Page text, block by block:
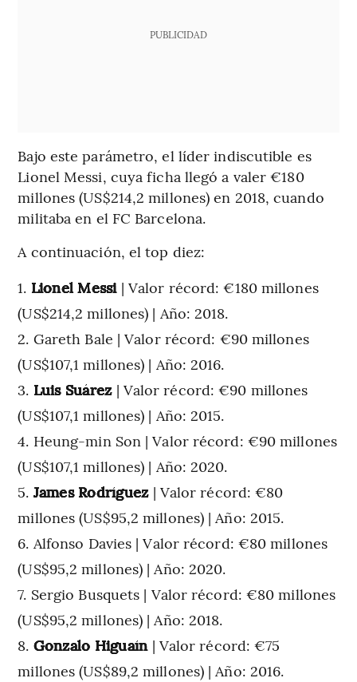
PUBLICIDAD
Bajo este parámetro, el líder indiscutible es
Lionel Messi, cuya ficha llegó a valer €180
millones (US$214,2 millones) en 2018, cuando
militaba en el FC Barcelona.
A continuación, el top diez:
Lionel Messi | Valor récord: €180 millones
(US$214,2 millones) | Año: 2018.
Gareth Bale | Valor récord: €90 millones
(US$107,1 millones) | Año: 2016.
Luis Suárez | Valor récord: €90 millones
(US$107,1 millones) | Año: 2015.
Heung-min Son | Valor récord: €90 millones
(US$107,1 millones) | Año: 2020.
James Rodríguez | Valor récord: €80
millones (US$95,2 millones) | Año: 2015.
Alfonso Davies | Valor récord: €80 millones
(US$95,2 millones) | Año: 2020.
Sergio Busquets | Valor récord: €80 millones
(US$95,2 millones) | Año: 2018.
Gonzalo Higuaín | Valor récord: €75
millones (US$89,2 millones) | Año: 2016.